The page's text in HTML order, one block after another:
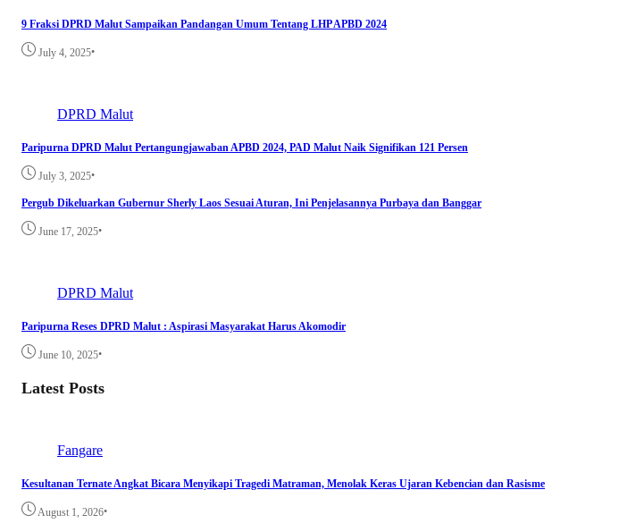
9 Fraksi DPRD Malut Sampaikan Pandangan Umum Tentang LHP APBD 2024
July 4, 2025•
DPRD Malut
Paripurna DPRD Malut Pertangungjawaban APBD 2024, PAD Malut Naik Signifikan 121 Persen
July 3, 2025•
Pergub Dikeluarkan Gubernur Sherly Laos Sesuai Aturan, Ini Penjelasannya Purbaya dan Banggar
June 17, 2025•
DPRD Malut
Paripurna Reses DPRD Malut : Aspirasi Masyarakat Harus Akomodir
June 10, 2025•
Latest Posts
Fangare
Kesultanan Ternate Angkat Bicara Menyikapi Tragedi Matraman, Menolak Keras Ujaran Kebencian dan Rasisme
August 1, 2026•